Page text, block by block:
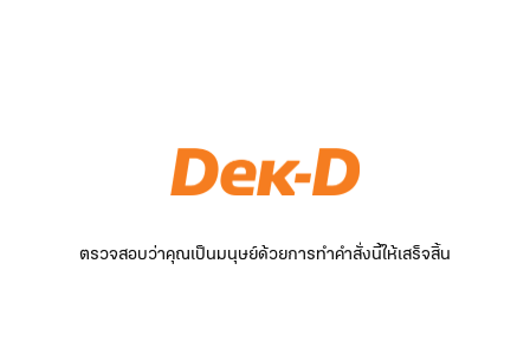
ตรวจสอบว่าคุณเป็นมนุษย์ด้วยการทำคำสั่งนี้ให้เสร็จสิ้น